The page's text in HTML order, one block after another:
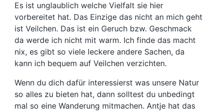
Es ist unglaublich welche Vielfalt sie hier
vorbereitet hat. Das Einzige das nicht an mich geht
ist Veilchen. Das ist ein Geruch bzw. Geschmack
da werde ich nicht mit warm. Ich finde das macht
nix, es gibt so viele leckere andere Sachen, da
kann ich bequem auf Veilchen verzichten.
Wenn du dich dafür interessierst was unsere Natur
so alles zu bieten hat, dann solltest du unbedingt
mal so eine Wanderung mitmachen. Antje hat das